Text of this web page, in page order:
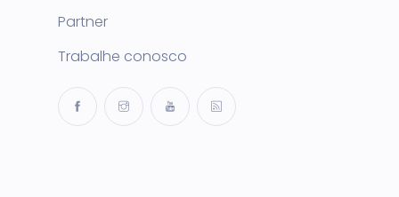
Partner
Trabalhe conosco